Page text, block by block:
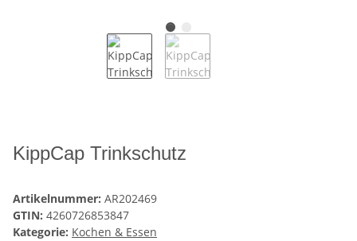
KippCap Trinkschutz
Artikelnummer: AR202469
GTIN: 4260726853847
Kategorie: Kochen & Essen